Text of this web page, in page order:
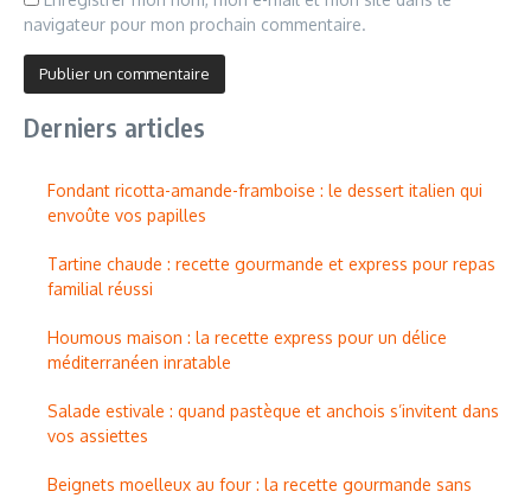
navigateur pour mon prochain commentaire.
Derniers articles
Fondant ricotta-amande-framboise : le dessert italien qui
envoûte vos papilles
Tartine chaude : recette gourmande et express pour repas
familial réussi
Houmous maison : la recette express pour un délice
méditerranéen inratable
Salade estivale : quand pastèque et anchois s’invitent dans
vos assiettes
Beignets moelleux au four : la recette gourmande sans